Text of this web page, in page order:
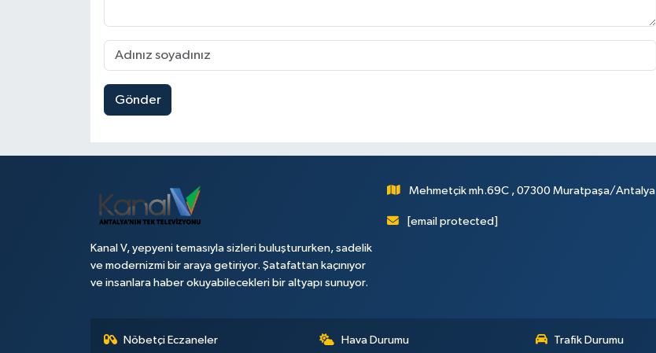
Gönder
Kanal V, yepyeni temasıyla sizleri buluştururken, sadelik
ve modernizmi bir araya getiriyor. Şatafattan kaçınıyor
ve insanlara haber okuyabilecekleri bir altyapı sunuyor.
Mehmetçik mh.69C , 07300 Muratpaşa/Antalya
[email protected]
Nöbetçi Eczaneler Hava Durumu Trafik Durumu